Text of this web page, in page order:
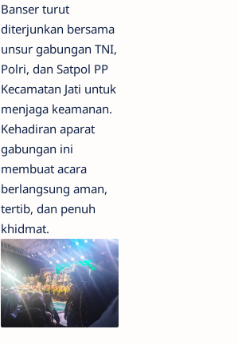
Banser turut
diterjunkan bersama
unsur gabungan TNI,
Polri, dan Satpol PP
Kecamatan Jati untuk
menjaga keamanan.
Kehadiran aparat
gabungan ini
membuat acara
berlangsung aman,
tertib, dan penuh
khidmat.